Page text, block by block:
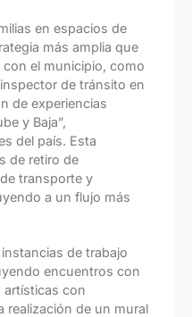
en espacios de
más amplia que
el municipio, como
de tránsito en
de experiencias
y Baja”,
del país. Esta
de retiro de
transporte y
a un flujo más
de trabajo
encuentros con
artísticas con
realización de un mural